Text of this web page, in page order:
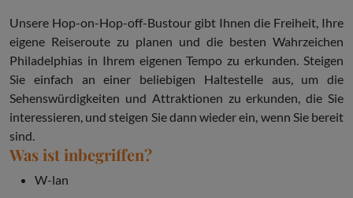
Unsere Hop-on-Hop-off-Bustour gibt Ihnen die Freiheit, Ihre
eigene Reiseroute zu planen und die besten Wahrzeichen
Philadelphias in Ihrem eigenen Tempo zu erkunden. Steigen
Sie einfach an einer beliebigen Haltestelle aus, um die
Sehenswürdigkeiten und Attraktionen zu erkunden, die Sie
interessieren, und steigen Sie dann wieder ein, wenn Sie bereit
sind.
Was ist inbegriffen?
W-lan